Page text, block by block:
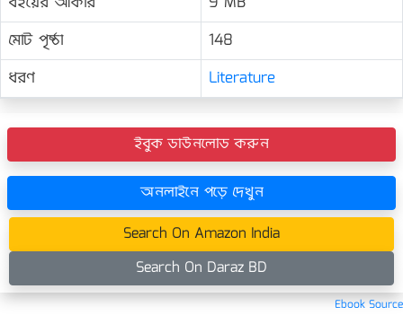
মোট পৃষ্ঠা
148
ধরণ
Literature
ইবুক ডাউনলোড করুন
অনলাইনে পড়ে দেখুন
Search On Amazon India
Search On Daraz BD
Ebook Source